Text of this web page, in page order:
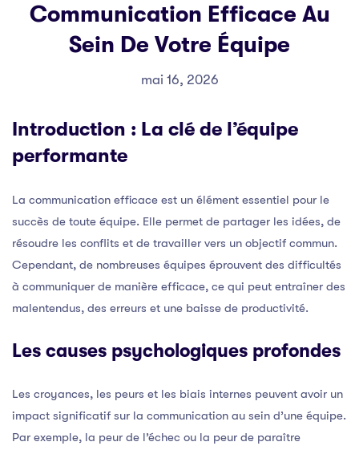
Communication Efficace Au
Sein De Votre Équipe
mai 16, 2026
Introduction : La clé de l’équipe
performante
La communication efficace est un élément essentiel pour le
succès de toute équipe. Elle permet de partager les idées, de
résoudre les conflits et de travailler vers un objectif commun.
Cependant, de nombreuses équipes éprouvent des difficultés
à communiquer de manière efficace, ce qui peut entraîner des
malentendus, des erreurs et une baisse de productivité.
Les causes psychologiques profondes
Les croyances, les peurs et les biais internes peuvent avoir un
impact significatif sur la communication au sein d’une équipe.
Par exemple, la peur de l’échec ou la peur de paraître